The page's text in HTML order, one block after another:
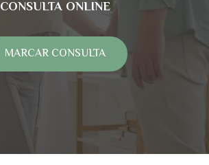
CONSULTA ONLINE
MARCAR CONSULTA